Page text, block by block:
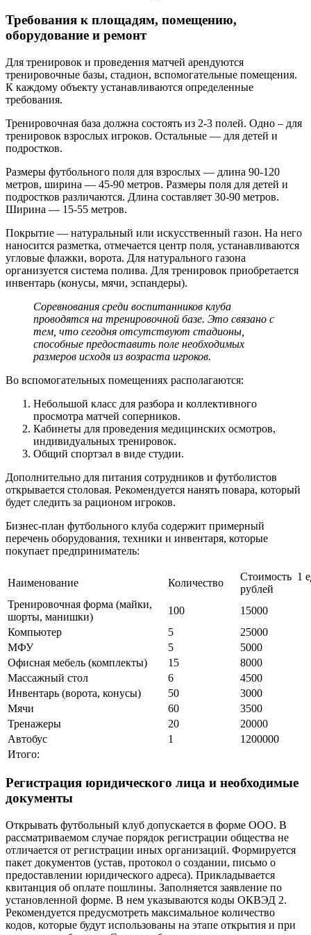
Требования к площадям, помещению,
оборудование и ремонт
Для тренировок и проведения матчей арендуются
тренировочные базы, стадион, вспомогательные помещения.
К каждому объекту устанавливаются определенные
требования.
Тренировочная база должна состоять из 2-3 полей. Одно – для
тренировок взрослых игроков. Остальные — для детей и
подростков.
Размеры футбольного поля для взрослых — длина 90-120
метров, ширина — 45-90 метров. Размеры поля для детей и
подростков различаются. Длина составляет 30-90 метров.
Ширина — 15-55 метров.
Покрытие — натуральный или искусственный газон. На него
наносится разметка, отмечается центр поля, устанавливаются
угловые флажки, ворота. Для натурального газона
организуется система полива. Для тренировок приобретается
инвентарь (конусы, мячи, эспандеры).
Соревнования среди воспитанников клуба
проводятся на тренировочной базе. Это связано с
тем, что сегодня отсутствуют стадионы,
способные предоставить поле необходимых
размеров исходя из возраста игроков.
Во вспомогательных помещениях располагаются:
Небольшой класс для разбора и коллективного
просмотра матчей соперников.
Кабинеты для проведения медицинских осмотров,
индивидуальных тренировок.
Общий спортзал в виде студии.
Дополнительно для питания сотрудников и футболистов
открывается столовая. Рекомендуется нанять повара, который
будет следить за рационом игроков.
Бизнес-план футбольного клуба содержит примерный
перечень оборудования, техники и инвентаря, которые
покупает предприниматель:
Наименование Количество
Стоимость 1
рублей
Тренировочная форма (майки,
шорты, манишки)
100
15000
Компьютер
5
25000
МФУ
5
5000
Офисная мебель (комплекты)
15
8000
Массажный стол
6
4500
Инвентарь (ворота, конусы)
50
3000
Мячи
60
3500
Тренажеры
20
20000
Автобус
1
1200000
Итого:
Регистрация юридического лица и необходимые
документы
Открывать футбольный клуб допускается в форме ООО. В
рассматриваемом случае порядок регистрации общества не
отличается от регистрации иных организаций. Формируется
пакет документов (устав, протокол о создании, письмо о
предоставлении юридического адреса). Прикладывается
квитанция об оплате пошлины. Заполняется заявление по
установленной форме. В нем указываются коды ОКВЭД 2.
Рекомендуется предусмотреть максимальное количество
кодов, которые будут использованы на этапе открытия и при